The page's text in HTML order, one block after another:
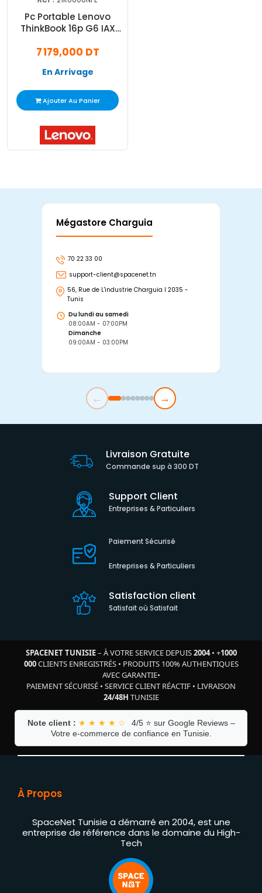
Pc Portable Lenovo
ThinkBook 16p G6 IAX
Windows 11 Pro
7 179,000 DT
En Arrivage
Ajouter Au Panier
Mégastore Charguia
70 22 33 00
support-client@spacenet.tn
56, Rue de L'industrie Charguia I 2035 -
Tunis
Du lundi au samedi
08:00AM - 07:00PM
Dimanche
09:00AM - 03:00PM
← →
Livraison Gratuite
Commande sup à 300 DT
Support Client
Entreprises & Particuliers
Paiement Sécurisé
Entreprises & Particuliers
Satisfaction client
Satisfait où Satisfait
SPACENET TUNISIE– À VOTRE SERVICE DEPUIS2004• +1000
000CLIENTS ENREGISTRÉS• PRODUITS 100% AUTHENTIQUES
AVEC GARANTIE•
PAIEMENT SÉCURISÉ • SERVICE CLIENT RÉACTIF • LIVRAISON
24/48H TUNISIE
Note client : ★ ★ ★ ★ ☆
4/5 ⭐ sur Google Reviews –
Votre e-commerce de confiance en Tunisie.
À Propos
SpaceNet Tunisie a démarré en 2004, est une
entreprise de référence dans le domaine du High-
Tech